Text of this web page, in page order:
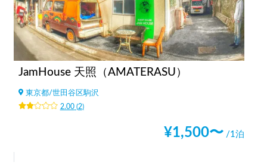
JamHouse 天照（AMATERASU）
東京都/世田谷区駒沢
2.00(2)
¥1,500〜 /1泊